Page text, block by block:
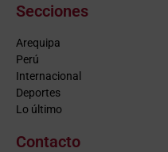
Secciones
Arequipa
Perú
Internacional
Deportes
Lo último
Contacto